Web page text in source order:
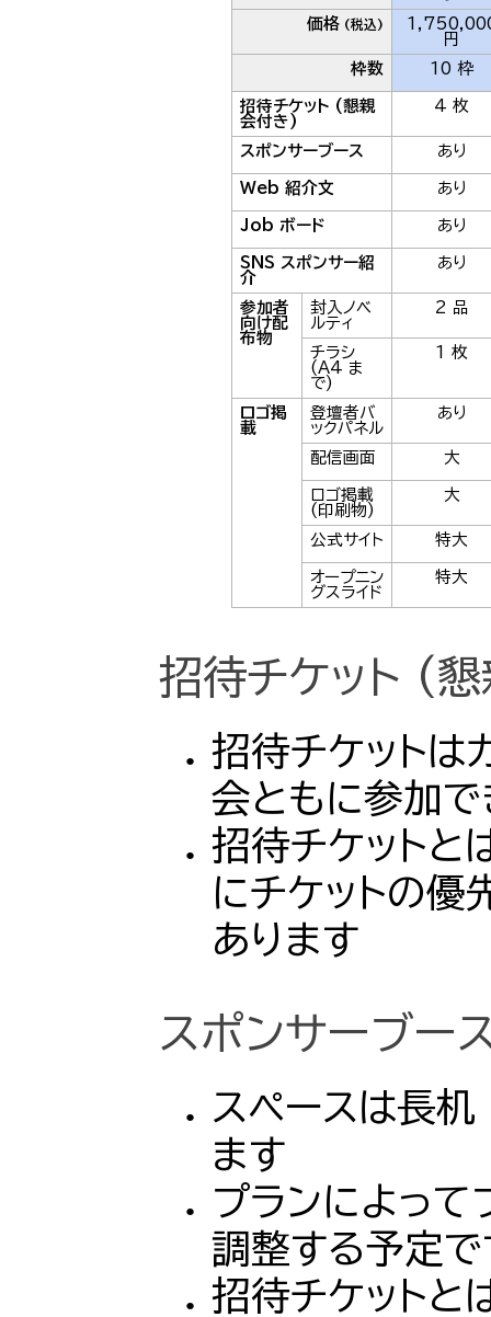
価格 (税込)
円
枠数
10 枠
招待チケット (懇親
会付き)
4 枚
スポンサーブース あり
Web 紹介文 あり
Job ボード あり
SNS スポンサー紹
介
あり
参加者
向け配
布物
封入ノベ
ルティ
2 品
チラシ
(A4 ま
で)
1 枚
ロゴ掲
載
登壇者バ
ックパネル
あり
配信画面 大
ロゴ掲載
(印刷物)
大
公式サイト 特大
オープニン
グスライド
特大
招待チケット (
招待チケットは
会ともに参加で
招待チケットと
にチケットの優
あります
スポンサーブー
スペースは長
ます
プランによっ
調整する予定で
招待チケットと